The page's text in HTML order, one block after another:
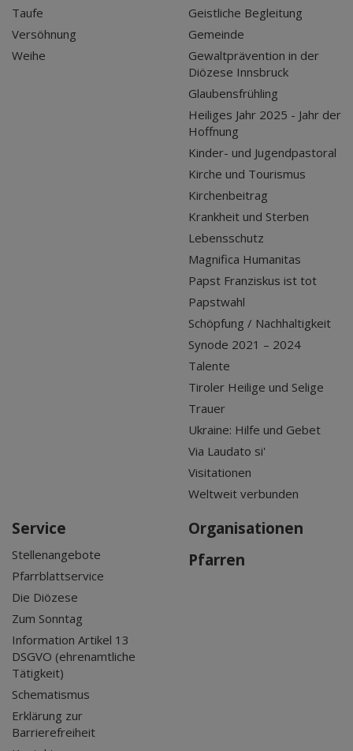
Taufe
Versöhnung
Weihe
Geistliche Begleitung
Gemeinde
Gewaltprävention in der
Diözese Innsbruck
Glaubensfrühling
Heiliges Jahr 2025 - Jahr der
Hoffnung
Kinder- und Jugendpastoral
Kirche und Tourismus
Kirchenbeitrag
Krankheit und Sterben
Lebensschutz
Magnifica Humanitas
Papst Franziskus ist tot
Papstwahl
Schöpfung / Nachhaltigkeit
Synode 2021 – 2024
Talente
Tiroler Heilige und Selige
Trauer
Ukraine: Hilfe und Gebet
Via Laudato si'
Visitationen
Weltweit verbunden
Service
Stellenangebote
Pfarrblattservice
Die Diözese
Zum Sonntag
Information Artikel 13
DSGVO (ehrenamtliche
Tätigkeit)
Schematismus
Erklärung zur
Barrierefreiheit
Organisationen
Pfarren